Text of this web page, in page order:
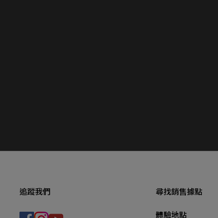
追蹤我們 尋找銷售據點
體驗地點